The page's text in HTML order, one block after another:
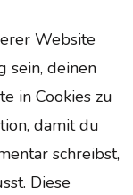
Website
sein, deinen
in Cookies zu
damit du
schreibst,
Diese